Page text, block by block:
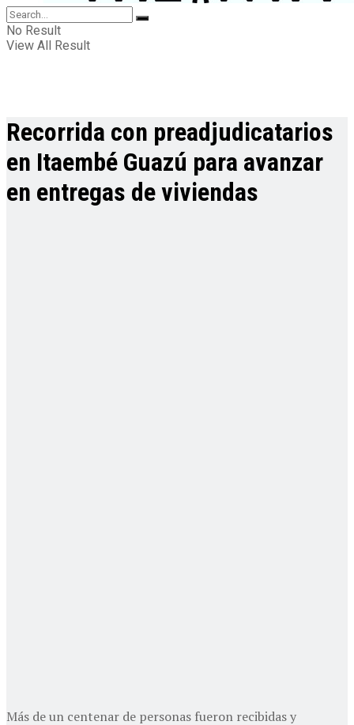
No Result
View All Result
Recorrida con preadjudicatarios
en Itaembé Guazú para avanzar
en entregas de viviendas
Más de un centenar de personas fueron recibidas y